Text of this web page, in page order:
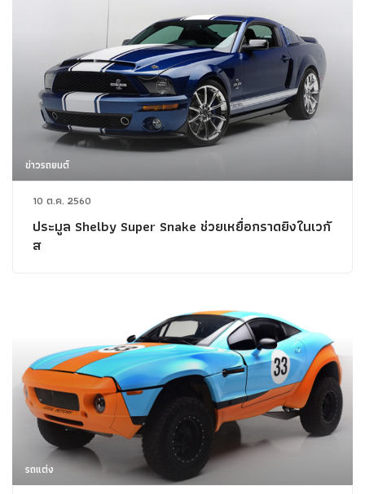
ข่าวรถยนต์
10 ต.ค. 2560
ประมูล Shelby Super Snake ช่วยเหยื่อกราดยิงในเวกั
ส
รถแต่ง